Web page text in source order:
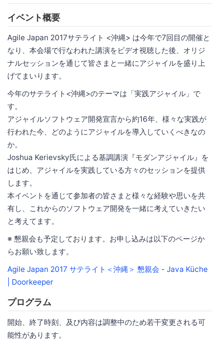
イベント概要
Agile Japan 2017サテライト <沖縄> は今年で7回目の開催と
なり、本会場で行なわれた講演をビデオ視聴した後、オリジ
ナルセッションを通じて皆さまと一緒にアジャイルを盛り上
げてまいります。
今年のサテライト<沖縄>のテーマは「実践アジャイル」で
す。
アジャイルソフトウェア開発宣言から約16年、様々な実践が
行われた今、どのようにアジャイルを導入していくべきなの
か。
Joshua Kerievsky氏による基調講演『モダンアジャイル』を
はじめ、アジャイルを実践している方々のセッションを提供
します。
本イベントを通じて参加者の皆さまと様々な経験や思いを共
有し、これからのソフトウェア開発を一緒に考えていきたい
と考えてます。
※ 懇親会も予定しております。お申し込みは以下のページか
らお願い致します。
Agile Japan 2017 サテライト＜沖縄＞ 懇親会 - Java Küche
| Doorkeeper
プログラム
開始、終了時刻、及び内容は調整中のため若干変更される可
能性があります。